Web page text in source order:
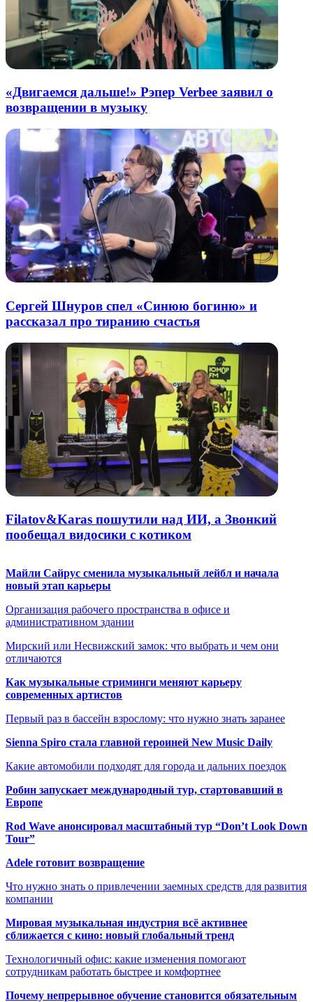
«Двигаемся дальше!» Рэпер Verbee заявил о
возвращении в музыку
Сергей Шнуров спел «Синюю богиню» и
рассказал про тиранию счастья
Filatov&Karas пошутили над ИИ, а Звонкий
пообещал видосики с котиком
Майли Сайрус сменила музыкальный лейбл и начала
новый этап карьеры
Организация рабочего пространства в офисе и
административном здании
Мирский или Несвижский замок: что выбрать и чем они
отличаются
Как музыкальные стриминги меняют карьеру
современных артистов
Первый раз в бассейн взрослому: что нужно знать заранее
Sienna Spiro стала главной героиней New Music Daily
Какие автомобили подходят для города и дальних поездок
Робин запускает международный тур, стартовавший в
Европе
Rod Wave анонсировал масштабный тур “Don’t Look Down
Tour”
Adele готовит возвращение
Что нужно знать о привлечении заемных средств для развития
компании
Мировая музыкальная индустрия всё активнее
сближается с кино: новый глобальный тренд
Технологичный офис: какие изменения помогают
сотрудникам работать быстрее и комфортнее
Почему непрерывное обучение становится обязательным